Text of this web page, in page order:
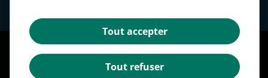
Mentions légales
Politique des données personnelles
Tout accepter
Tout refuser